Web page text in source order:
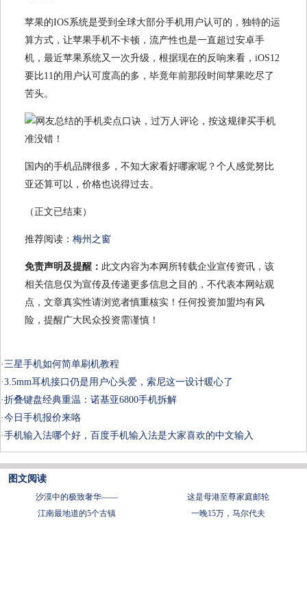
苹果的IOS系统是受到全球大部分手机用户认可的，独特的运
算方式，让苹果手机不卡顿，流产性也是一直超过安卓手
机，最近苹果系统又一次升级，根据现在的反响来看，iOS12
要比11的用户认可度高的多，毕竟年前那段时间苹果吃尽了
苦头。
国内的手机品牌很多，不知大家看好哪家呢？个人感觉努比
亚还算可以，价格也说得过去。
（正文已结束）
推荐阅读： 梅州之窗
免责声明及提醒： 此文内容为本网所转载企业宣传资讯，该
相关信息仅为宣传及传递更多信息之目的，不代表本网站观
点，文章真实性请浏览者慎重核实！任何投资加盟均有风
险，提醒广大民众投资需谨慎！
·三星手机如何简单刷机教程
·3.5mm耳机接口仍是用户心头爱，索尼这一设计暖心了
·折叠键盘经典重温：诺基亚6800手机拆解
·今日手机报价来咯
·手机输入法哪个好，百度手机输入法是大家喜欢的中文输入
图文阅读
沙漠中的极致奢华——
这是母港至尊家庭邮轮
江南最地道的5个古镇
一晚15万，马尔代夫